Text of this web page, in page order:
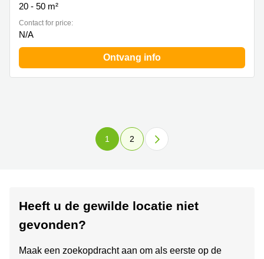
20 - 50 m²
Contact for price:
N/A
Ontvang info
1 2
Heeft u de gewilde locatie niet
gevonden?
Maak een zoekopdracht aan om als eerste op de